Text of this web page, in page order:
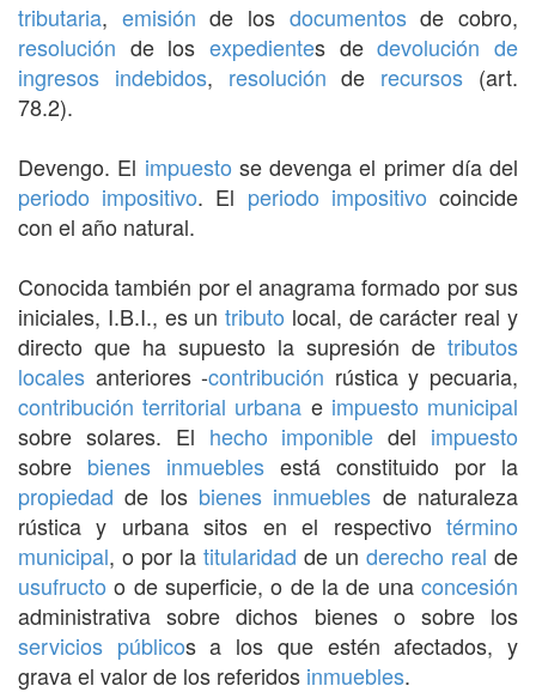
tributaria, emisión de los documentosde cobro,
resolución de los expedientes dedevolución de
ingresos indebidos, resolución de recursos (art.
78.2).
Devengo. El impuesto se devenga el primer día del
periodo impositivo. El periodo impositivo coincide
con el año natural.
Conocida también por el anagrama formado por sus
iniciales, I.B.I., es untributo local, de carácter real y
directo que ha supuesto la supresión de tributos
locales anteriores -contribución rústica y pecuaria,
contribución territorial urbana e impuesto municipal
sobre solares. El hecho imponible del impuesto
sobre bienes inmuebles está constituido por la
propiedad de los bienes inmuebles de naturaleza
rústica y urbana sitos en el respectivo término
municipal, o por la titularidad de un derecho real de
usufructo o de superficie, o de la de una concesión
administrativa sobre dichos bienes o sobre los
servicios públicos a los que estén afectados, y
grava el valor de los referidos inmuebles.